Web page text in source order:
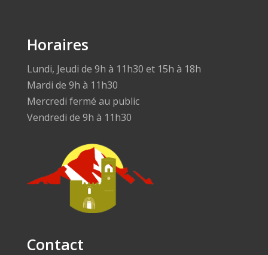
Horaires
Lundi, Jeudi de 9h à 11h30 et 15h à 18h
Mardi de 9h à 11h30
Mercredi fermé au public
Vendredi de 9h à 11h30
Contact